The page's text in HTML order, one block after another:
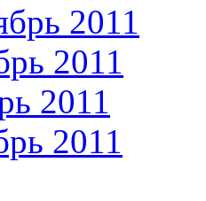
2011
2011
2011
2011